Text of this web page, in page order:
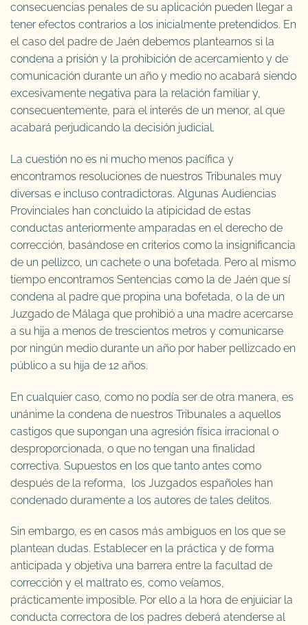
consecuencias penales de su aplicación pueden llegar a
tener efectos contrarios a los inicialmente pretendidos. En
el caso del padre de Jaén debemos plantearnos si la
condena a prisión y la prohibición de acercamiento y de
comunicación durante un año y medio no acabará siendo
excesivamente negativa para la relación familiar y,
consecuentemente, para el interés de un menor, al que
acabará perjudicando la decisión judicial.
La cuestión no es ni mucho menos pacífica y
encontramos resoluciones de nuestros Tribunales muy
diversas e incluso contradictoras. Algunas Audiencias
Provinciales han concluido la atipicidad de estas
conductas anteriormente amparadas en el derecho de
corrección, basándose en criterios como la insignificancia
de un pellizco, un cachete o una bofetada. Pero al mismo
tiempo encontramos Sentencias como la de Jaén que sí
condena al padre que propina una bofetada, o la de un
Juzgado de Málaga que prohibió a una madre acercarse
a su hija a menos de trescientos metros y comunicarse
por ningún medio durante un año por haber pellizcado en
público a su hija de 12 años.
En cualquier caso, como no podía ser de otra manera, es
unánime la condena de nuestros Tribunales a aquellos
castigos que supongan una agresión física irracional o
desproporcionada, o que no tengan una finalidad
correctiva. Supuestos en los que tanto antes como
después de la reforma, los Juzgados españoles han
condenado duramente a los autores de tales delitos.
Sin embargo, es en casos más ambiguos en los que se
plantean dudas. Establecer en la práctica y de forma
anticipada y objetiva una barrera entre la facultad de
corrección y el maltrato es, como veíamos,
prácticamente imposible. Por ello a la hora de enjuiciar la
conducta correctora de los padres deberá atenderse al